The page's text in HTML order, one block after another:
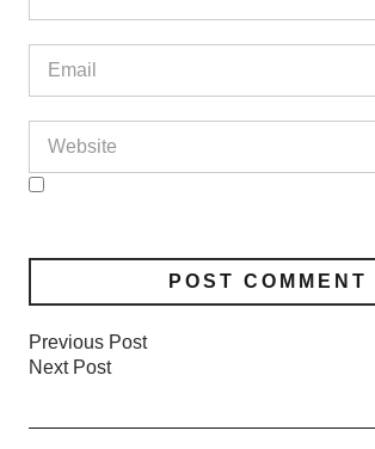
Previous Post
Next Post